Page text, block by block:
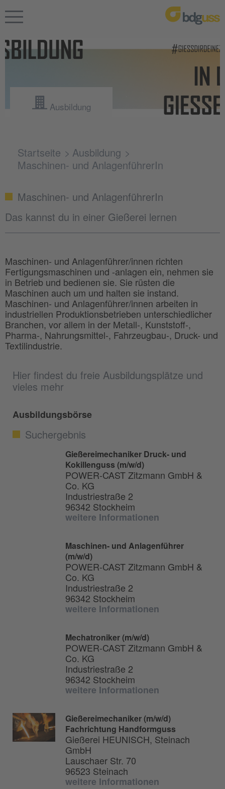
Ausbildung
Startseite
Ausbildung
Maschinen- und AnlagenführerIn
Hier findest du freie Ausbildungsplätze und
vieles mehr
Ausbildungsbörse
Suchergebnis
Gießereimechaniker Druck- und
Kokillenguss (m/w/d)
POWER-CAST Zitzmann GmbH &
Co. KG
Industriestraße 2
96342 Stockheim
weitere Informationen
Maschinen- und Anlagenführer
(m/w/d)
POWER-CAST Zitzmann GmbH &
Co. KG
Industriestraße 2
96342 Stockheim
weitere Informationen
Mechatroniker (m/w/d)
POWER-CAST Zitzmann GmbH &
Co. KG
Industriestraße 2
96342 Stockheim
weitere Informationen
Gießereimechaniker (m/w/d)
Fachrichtung Handformguss
Gießerei HEUNISCH, Steinach
GmbH
Lauschaer Str. 70
96523 Steinach
weitere Informationen
Maschinen- und AnlagenführerIn
Das kannst du in einer Gießerei lernen
Maschinen- und Anlagenführer/innen richten
Fertigungsmaschinen und -anlagen ein, nehmen sie
in Betrieb und bedienen sie. Sie rüsten die
Maschinen auch um und halten sie instand.
Maschinen- und Anlagenführer/innen arbeiten in
industriellen Produktionsbetrieben unterschiedlicher
Branchen, vor allem in der Metall-, Kunststoff-,
Pharma-, Nahrungsmittel-, Fahrzeugbau-, Druck- und
Textilindustrie.